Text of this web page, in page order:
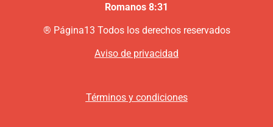
Romanos 8:31
® Página13 Todos los derechos reservados
Aviso de privacidad
Términos y condiciones